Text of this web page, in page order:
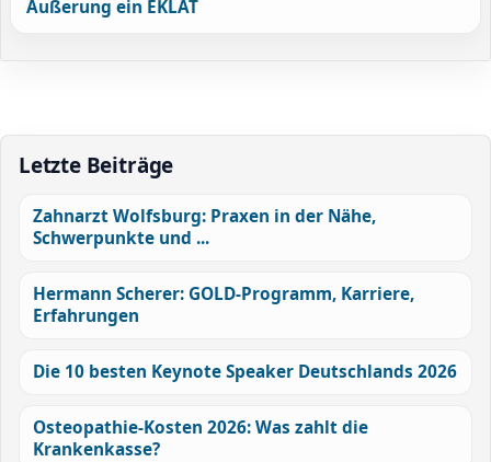
Äußerung ein EKLAT
Letzte Beiträge
Zahnarzt Wolfsburg: Praxen in der Nähe,
Schwerpunkte und ...
Hermann Scherer: GOLD-Programm, Karriere,
Erfahrungen
Die 10 besten Keynote Speaker Deutschlands 2026
Osteopathie-Kosten 2026: Was zahlt die
Krankenkasse?